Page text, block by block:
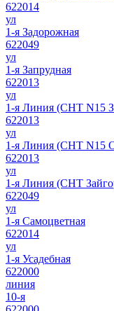
622014
ул
1-я Задорожная
622049
ул
1-я Запрудная
622013
ул
1-я Линия (СНТ N15
622013
ул
1-я Линия (СНТ N15
622013
ул
1-я Линия (СНТ
622049
ул
1-я Самоцветная
622014
ул
1-я Усадебная
622000
линия
10-я